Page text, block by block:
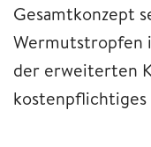
Gesamtkonzept
Wermutstropfen
der erweiterten